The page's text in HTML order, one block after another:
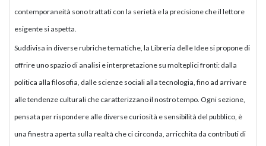
contemporaneità sono trattati con la serietà e la precisione che il lettore
esigente si aspetta.
Suddivisa in diverse rubriche tematiche, la Libreria delle Idee si propone di
offrire uno spazio di analisi e interpretazione su molteplici fronti: dalla
politica alla filosofia, dalle scienze sociali alla tecnologia, fino ad arrivare
alle tendenze culturali che caratterizzano il nostro tempo. Ogni sezione,
pensata per rispondere alle diverse curiosità e sensibilità del pubblico, è
una finestra aperta sulla realtà che ci circonda, arricchita da contributi di